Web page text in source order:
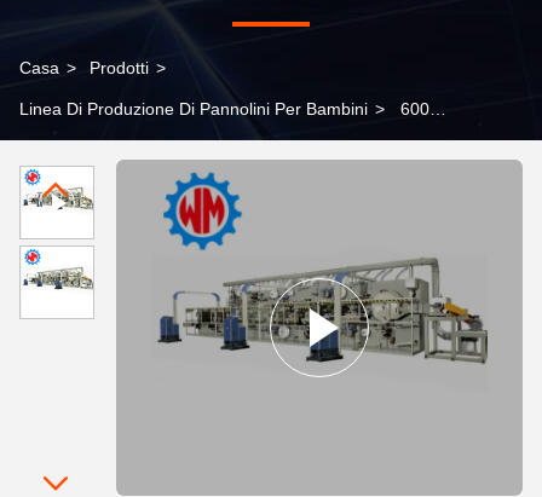
Casa > Prodotti >
Linea Di Produzione Di Pannolini Per Bambini > 600
di pannolini per bambini 97% Tasso qualificato 205KW
Capacità di installazione